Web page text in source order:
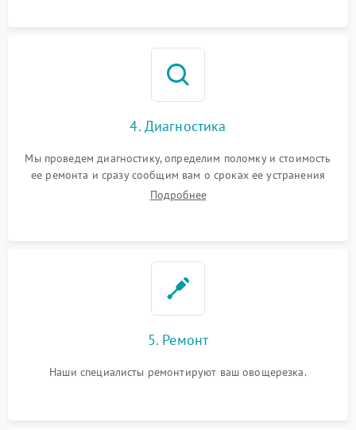
4. Диагностика
Мы проведем диагностику, определим поломку и стоимость
ее ремонта и сразу сообщим вам о сроках ее устранения
Подробнее
5. Ремонт
Наши специалисты ремонтируют ваш овощерезка.